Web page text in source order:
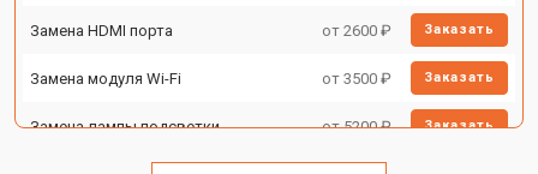
Замена HDMI порта от 2600 ₽ Заказать
Замена модуля Wi-Fi от 3500 ₽ Заказать
Замена лампы подсветки от 5200 ₽ Заказать